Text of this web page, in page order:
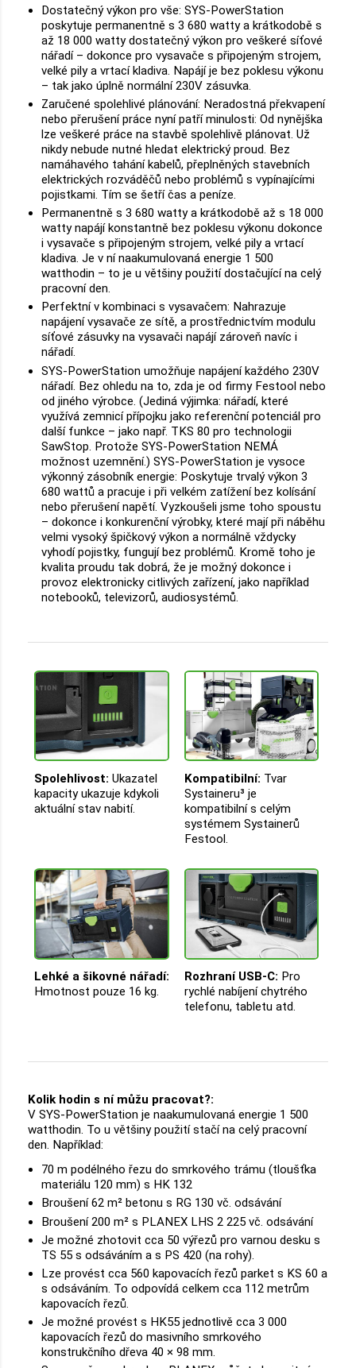
Dostatečný výkon pro vše: SYS-PowerStation
poskytuje permanentně s 3 680 watty a krátkodobě s
až 18 000 watty dostatečný výkon pro veškeré síťové
nářadí – dokonce pro vysavače s připojeným strojem,
velké pily a vrtací kladiva. Napájí je bez poklesu výkonu
– tak jako úplně normální 230V zásuvka.
Zaručené spolehlivé plánování: Neradostná překvapení
nebo přerušení práce nyní patří minulosti: Od nynějška
lze veškeré práce na stavbě spolehlivě plánovat. Už
nikdy nebude nutné hledat elektrický proud. Bez
namáhavého tahání kabelů, přeplněných stavebních
elektrických rozváděčů nebo problémů s vypínajícími
pojistkami. Tím se šetří čas a peníze.
Permanentně s 3 680 watty a krátkodobě až s 18 000
watty napájí konstantně bez poklesu výkonu dokonce
i vysavače s připojeným strojem, velké pily a vrtací
kladiva. Je v ní naakumulovaná energie 1 500
watthodin – to je u většiny použití dostačující na celý
pracovní den.
Perfektní v kombinaci s vysavačem: Nahrazuje
napájení vysavače ze sítě, a prostřednictvím modulu
síťové zásuvky na vysavači napájí zároveň navíc i
nářadí.
SYS-PowerStation umožňuje napájení každého 230V
nářadí. Bez ohledu na to, zda je od firmy Festool nebo
od jiného výrobce. (Jediná výjimka: nářadí, které
využívá zemnicí přípojku jako referenční potenciál pro
další funkce – jako např. TKS 80 pro technologii
SawStop. Protože SYS-PowerStation NEMÁ
možnost uzemnění.) SYS-PowerStation je vysoce
výkonný zásobník energie: Poskytuje trvalý výkon 3
680 wattů a pracuje i při velkém zatížení bez kolísání
nebo přerušení napětí. Vyzkoušeli jsme toho spoustu
– dokonce i konkurenční výrobky, které mají při náběhu
velmi vysoký špičkový výkon a normálně vždycky
vyhodí pojistky, fungují bez problémů. Kromě toho je
kvalita proudu tak dobrá, že je možný dokonce i
provoz elektronicky citlivých zařízení, jako například
notebooků, televizorů, audiosystémů.
Spolehlivost: Ukazatel
kapacity ukazuje kdykoli
aktuální stav nabití.
Kompatibilní: Tvar
Systaineru³ je
kompatibilní s celým
systémem Systainerů
Festool.
Lehké a šikovné nářadí:
Hmotnost pouze 16 kg.
Rozhraní USB-C: Pro
rychlé nabíjení chytrého
telefonu, tabletu atd.
Kolik hodin s ní můžu pracovat?:
V SYS-PowerStation je naakumulovaná energie 1 500
watthodin. To u většiny použití stačí na celý pracovní
den. Například:
70 m podélného řezu do smrkového trámu (tloušťka
materiálu 120 mm) s HK 132
Broušení 62 m² betonu s RG 130 vč. odsávání
Broušení 200 m² s PLANEX LHS 2 225 vč. odsávání
Je možné zhotovit cca 50 výřezů pro varnou desku s
TS 55 s odsáváním a s PS 420 (na rohy).
Lze provést cca 560 kapovacích řezů parket s KS 60 a
s odsáváním. To odpovídá celkem cca 112 metrům
kapovacích řezů.
Je možné provést s HK55 jednotlivě cca 3 000
kapovacích řezů do masivního smrkového
konstrukčního dřeva 40 × 98 mm.